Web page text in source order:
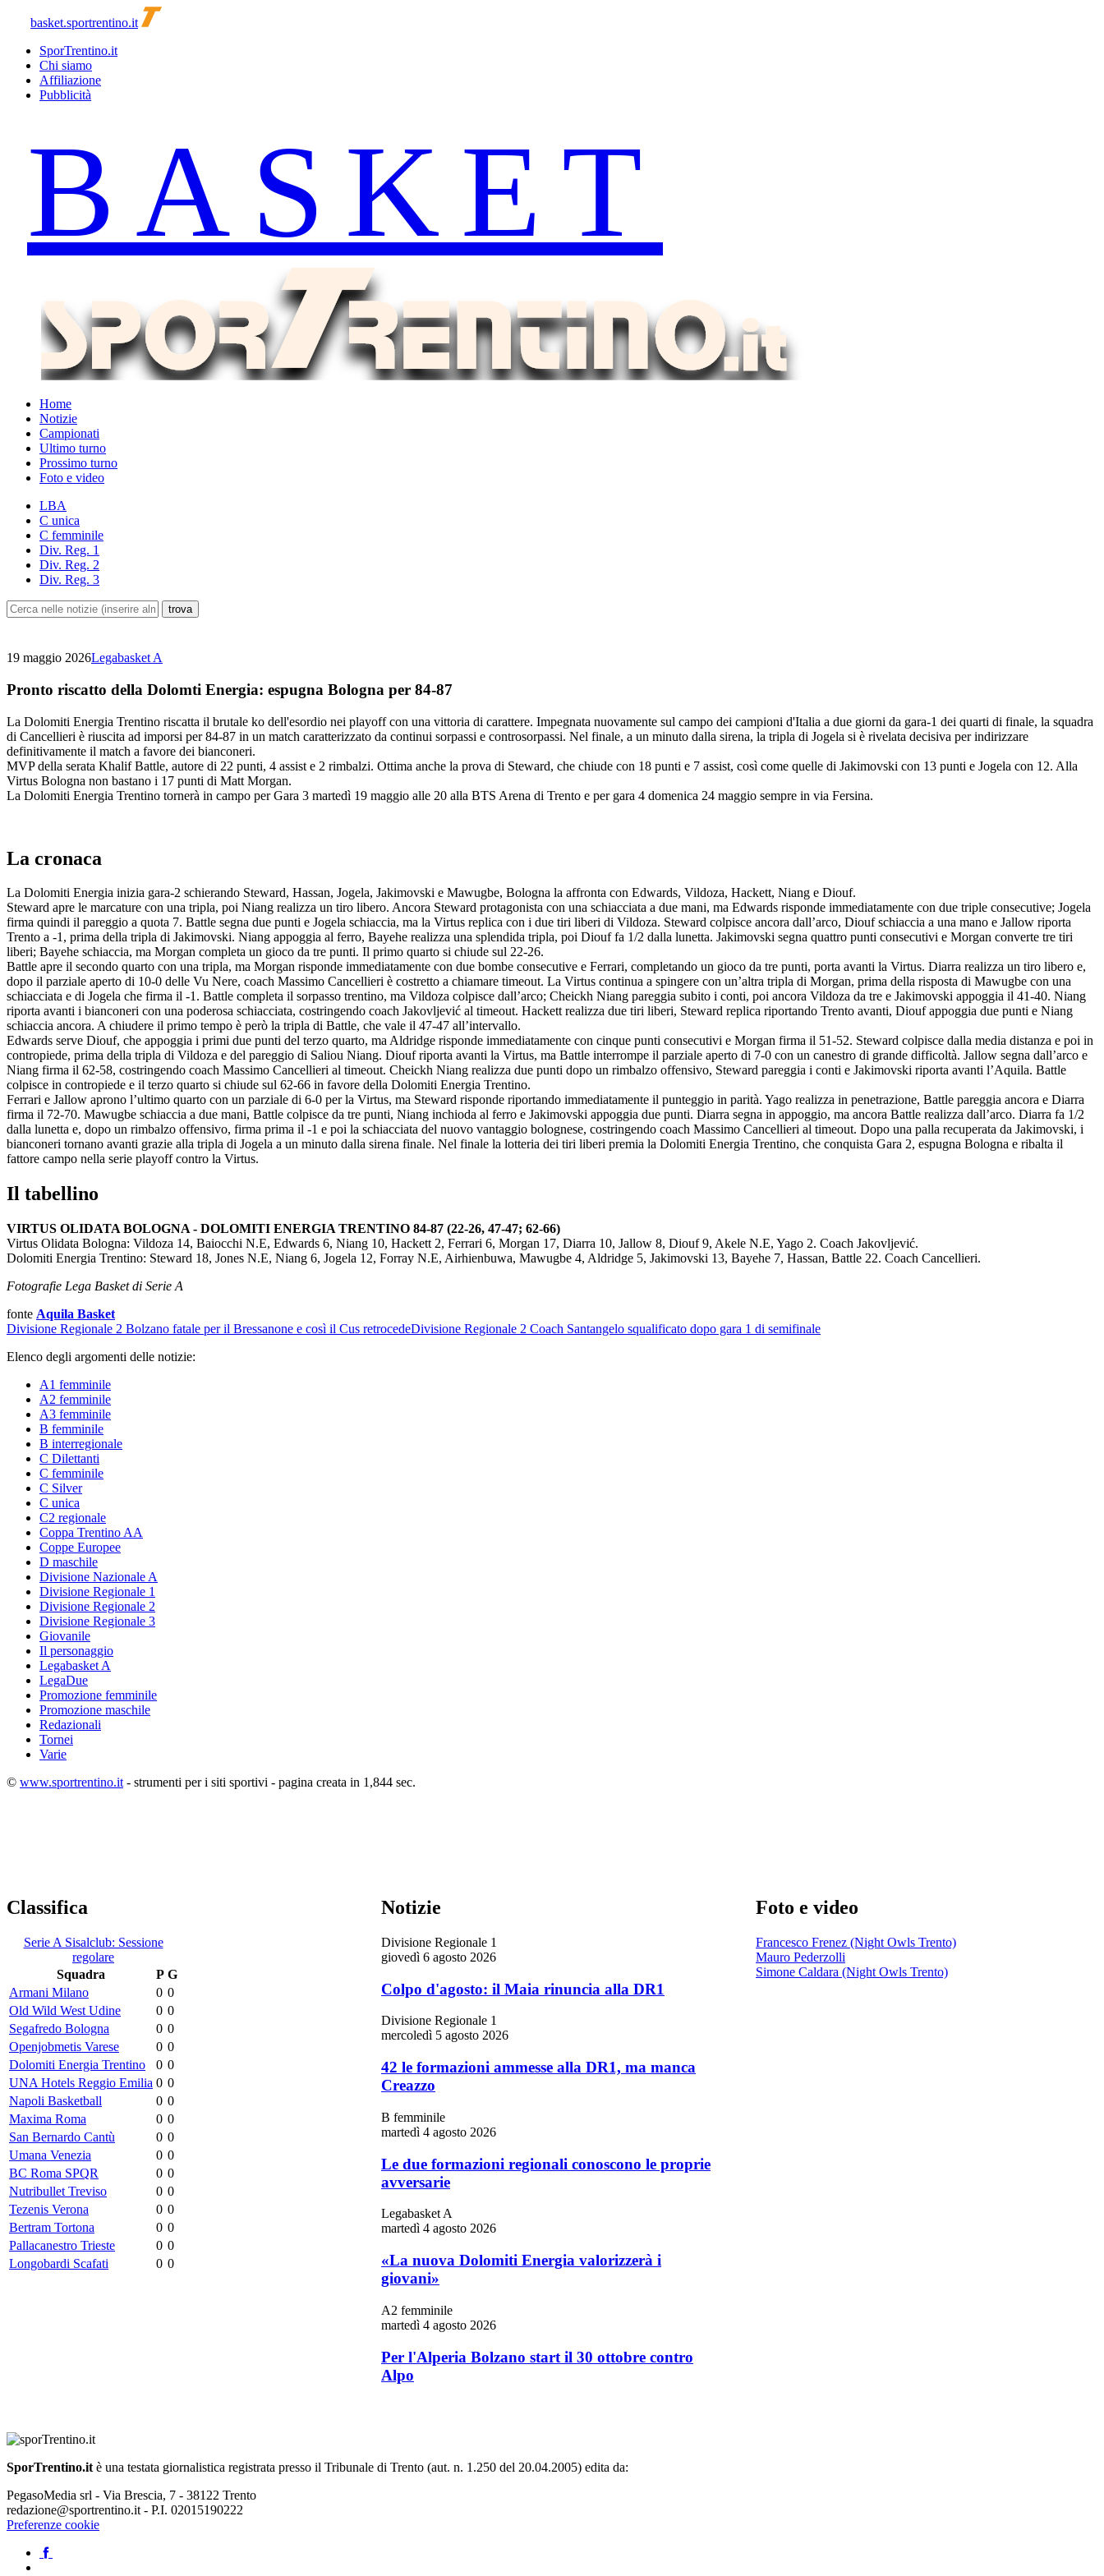
basket.sportrentino.it
SporTrentino.it
Chi siamo
Affiliazione
Pubblicità
Home
Notizie
Campionati
Ultimo turno
Prossimo turno
Foto e video
LBA
C unica
C femminile
Div. Reg. 1
Div. Reg. 2
Div. Reg. 3
19 maggio 2026Legabasket A
Pronto riscatto della Dolomti Energia: espugna Bologna per 84-87
La Dolomiti Energia Trentino riscatta il brutale ko dell'esordio nei playoff con una vittoria di carattere. Impegnata nuovamente sul campo dei campioni d'Italia a due giorni da gara-1 dei quarti di finale, la squadra
di Cancellieri è riuscita ad imporsi per 84-87 in un match caratterizzato da continui sorpassi e controsorpassi. Nel finale, a un minuto dalla sirena, la tripla di Jogela si è rivelata decisiva per indirizzare
definitivamente il match a favore dei bianconeri.
MVP della serata Khalif Battle, autore di 22 punti, 4 assist e 2 rimbalzi. Ottima anche la prova di Steward, che chiude con 18 punti e 7 assist, così come quelle di Jakimovski con 13 punti e Jogela con 12. Alla
Virtus Bologna non bastano i 17 punti di Matt Morgan.
La Dolomiti Energia Trentino tornerà in campo per Gara 3 martedì 19 maggio alle 20 alla BTS Arena di Trento e per gara 4 domenica 24 maggio sempre in via Fersina.
La cronaca
La Dolomiti Energia inizia gara-2 schierando Steward, Hassan, Jogela, Jakimovski e Mawugbe, Bologna la affronta con Edwards, Vildoza, Hackett, Niang e Diouf.
Steward apre le marcature con una tripla, poi Niang realizza un tiro libero. Ancora Steward protagonista con una schiacciata a due mani, ma Edwards risponde immediatamente con due triple consecutive; Jogela
firma quindi il pareggio a quota 7. Battle segna due punti e Jogela schiaccia, ma la Virtus replica con i due tiri liberi di Vildoza. Steward colpisce ancora dall’arco, Diouf schiaccia a una mano e Jallow riporta
Trento a -1, prima della tripla di Jakimovski. Niang appoggia al ferro, Bayehe realizza una splendida tripla, poi Diouf fa 1/2 dalla lunetta. Jakimovski segna quattro punti consecutivi e Morgan converte tre tiri
liberi; Bayehe schiaccia, ma Morgan completa un gioco da tre punti. Il primo quarto si chiude sul 22-26.
Battle apre il secondo quarto con una tripla, ma Morgan risponde immediatamente con due bombe consecutive e Ferrari, completando un gioco da tre punti, porta avanti la Virtus. Diarra realizza un tiro libero e,
dopo il parziale aperto di 10-0 delle Vu Nere, coach Massimo Cancellieri è costretto a chiamare timeout. La Virtus continua a spingere con un’altra tripla di Morgan, prima della risposta di Mawugbe con una
schiacciata e di Jogela che firma il -1. Battle completa il sorpasso trentino, ma Vildoza colpisce dall’arco; Cheickh Niang pareggia subito i conti, poi ancora Vildoza da tre e Jakimovski appoggia il 41-40. Niang
riporta avanti i bianconeri con una poderosa schiacciata, costringendo coach Jakovljević al timeout. Hackett realizza due tiri liberi, Steward replica riportando Trento avanti, Diouf appoggia due punti e Niang
schiaccia ancora. A chiudere il primo tempo è però la tripla di Battle, che vale il 47-47 all’intervallo.
Edwards serve Diouf, che appoggia i primi due punti del terzo quarto, ma Aldridge risponde immediatamente con cinque punti consecutivi e Morgan firma il 51-52. Steward colpisce dalla media distanza e poi in
contropiede, prima della tripla di Vildoza e del pareggio di Saliou Niang. Diouf riporta avanti la Virtus, ma Battle interrompe il parziale aperto di 7-0 con un canestro di grande difficoltà. Jallow segna dall’arco e
Niang firma il 62-58, costringendo coach Massimo Cancellieri al timeout. Cheickh Niang realizza due punti dopo un rimbalzo offensivo, Steward pareggia i conti e Jakimovski riporta avanti l’Aquila. Battle
colpisce in contropiede e il terzo quarto si chiude sul 62-66 in favore della Dolomiti Energia Trentino.
Ferrari e Jallow aprono l’ultimo quarto con un parziale di 6-0 per la Virtus, ma Steward risponde riportando immediatamente il punteggio in parità. Yago realizza in penetrazione, Battle pareggia ancora e Diarra
firma il 72-70. Mawugbe schiaccia a due mani, Battle colpisce da tre punti, Niang inchioda al ferro e Jakimovski appoggia due punti. Diarra segna in appoggio, ma ancora Battle realizza dall’arco. Diarra fa 1/2
dalla lunetta e, dopo un rimbalzo offensivo, firma prima il -1 e poi la schiacciata del nuovo vantaggio bolognese, costringendo coach Massimo Cancellieri al timeout. Dopo una palla recuperata da Jakimovski, i
bianconeri tornano avanti grazie alla tripla di Jogela a un minuto dalla sirena finale. Nel finale la lotteria dei tiri liberi premia la Dolomiti Energia Trentino, che conquista Gara 2, espugna Bologna e ribalta il
fattore campo nella serie playoff contro la Virtus.
Il tabellino
VIRTUS OLIDATA BOLOGNA - DOLOMITI ENERGIA TRENTINO 84-87 (22-26, 47-47; 62-66)
Virtus Olidata Bologna: Vildoza 14, Baiocchi N.E, Edwards 6, Niang 10, Hackett 2, Ferrari 6, Morgan 17, Diarra 10, Jallow 8, Diouf 9, Akele N.E, Yago 2. Coach Jakovljević.
Dolomiti Energia Trentino: Steward 18, Jones N.E, Niang 6, Jogela 12, Forray N.E, Airhienbuwa, Mawugbe 4, Aldridge 5, Jakimovski 13, Bayehe 7, Hassan, Battle 22. Coach Cancellieri.
Fotografie Lega Basket di Serie A
fonte Aquila Basket
Divisione Regionale 2 Bolzano fatale per il Bressanone e così il Cus retrocedeDivisione Regionale 2 Coach Santangelo squalificato dopo gara 1 di semifinale
Elenco degli argomenti delle notizie:
A1 femminile
A2 femminile
A3 femminile
B femminile
B interregionale
C Dilettanti
C femminile
C Silver
C unica
C2 regionale
Coppa Trentino AA
Coppe Europee
D maschile
Divisione Nazionale A
Divisione Regionale 1
Divisione Regionale 2
Divisione Regionale 3
Giovanile
Il personaggio
Legabasket A
LegaDue
Promozione femminile
Promozione maschile
Redazionali
Tornei
Varie
© www.sportrentino.it - strumenti per i siti sportivi - pagina creata in 1,844 sec.
Classifica
Serie A Sisalclub: Sessione
regolare
Squadra
P G
Armani Milano
0 0
Old Wild West Udine
0 0
Segafredo Bologna
0 0
Openjobmetis Varese
0 0
Dolomiti Energia Trentino
0 0
UNA Hotels Reggio Emilia 0 0
Napoli Basketball
0 0
Maxima Roma
0 0
San Bernardo Cantù
0 0
Umana Venezia
0 0
BC Roma SPQR
0 0
Nutribullet Treviso
0 0
Tezenis Verona
0 0
Bertram Tortona
0 0
Pallacanestro Trieste
0 0
Longobardi Scafati
0 0
Notizie
Divisione Regionale 1
giovedì 6 agosto 2026
Colpo d'agosto: il Maia rinuncia alla DR1
Divisione Regionale 1
mercoledì 5 agosto 2026
42 le formazioni ammesse alla DR1, ma manca
Creazzo
B femminile
martedì 4 agosto 2026
Le due formazioni regionali conoscono le proprie
avversarie
Legabasket A
martedì 4 agosto 2026
«La nuova Dolomiti Energia valorizzerà i
giovani»
A2 femminile
martedì 4 agosto 2026
Per l'Alperia Bolzano start il 30 ottobre contro
Alpo
Foto e video
Francesco Frenez (Night Owls Trento)
Mauro Pederzolli
Simone Caldara (Night Owls Trento)
SporTrentino.it è una testata giornalistica registrata presso il Tribunale di Trento (aut. n. 1.250 del 20.04.2005) edita da:
PegasoMedia srl - Via Brescia, 7 - 38122 Trento
redazione@sportrentino.it - P.I. 02015190222
Preferenze cookie